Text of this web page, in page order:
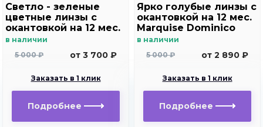
Светло - зеленые
цветные линзы c
окантовкой на 12 мес.
Marquise Dominico
в наличии
5 000 ₽
от 3 700 ₽
Заказать в 1 клик
Подробнее
Ярко голубые линзы c
окантовкой на 12 мес.
Marquise Dominico
blue
в наличии
5 000 ₽
от 2 890 ₽
Заказать в 1 клик
Подробнее